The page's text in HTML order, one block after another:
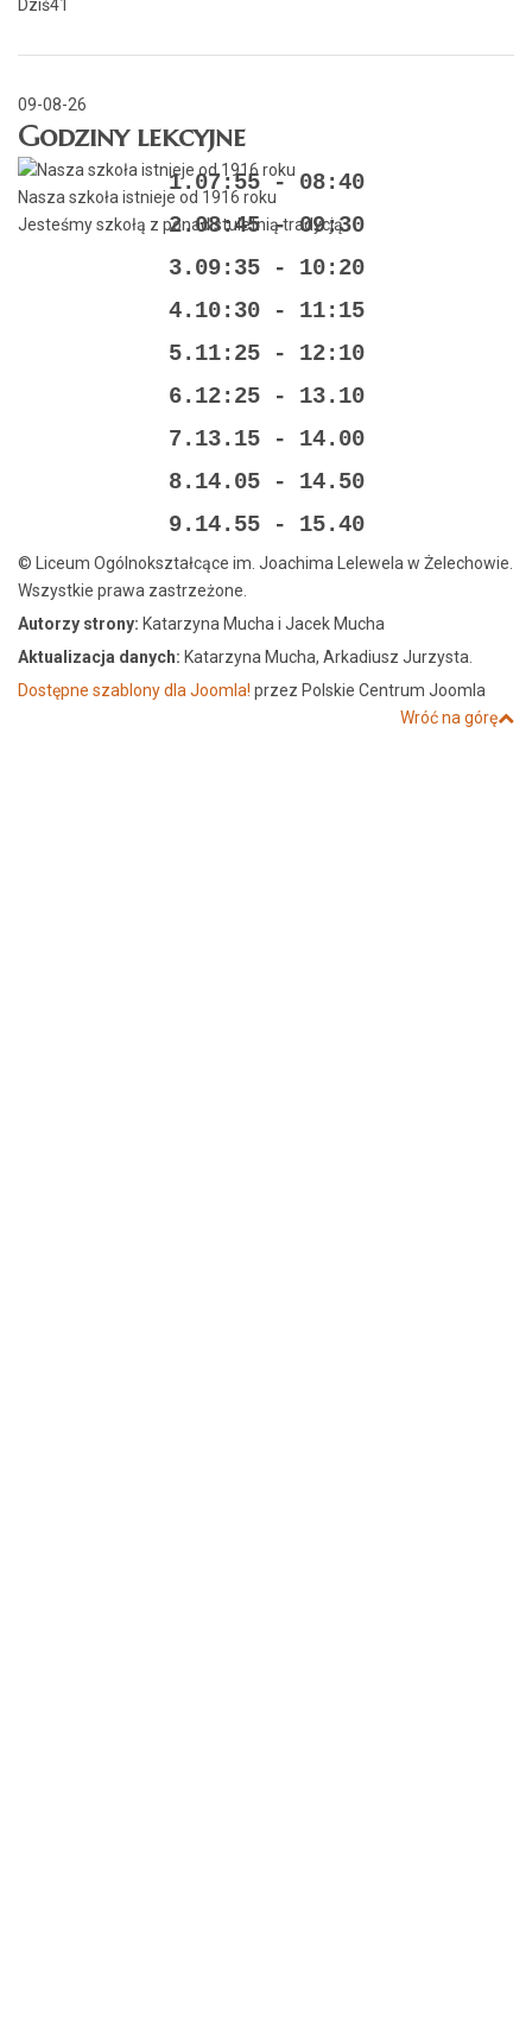
Nasza szkoła istnieje od 1916 roku
Jesteśmy szkołą z ponad stuletnią tradycją
Dziś41
09-08-26
Godziny lekcyjne
1.07:55 - 08:40
2.08:45 - 09:30
3.09:35 - 10:20
4.10:30 - 11:15
5.11:25 - 12:10
6.12:25 - 13.10
7.13.15 - 14.00
8.14.05 - 14.50
9.14.55 - 15.40
© Liceum Ogólnokształcące im. Joachima Lelewela w Żelechowie.
Wszystkie prawa zastrzeżone.
Autorzy strony: Katarzyna Mucha i Jacek Mucha
Aktualizacja danych: Katarzyna Mucha, Arkadiusz Jurzysta.
Dostępne szablony dla Joomla! przez Polskie Centrum Joomla
Wróć na górę